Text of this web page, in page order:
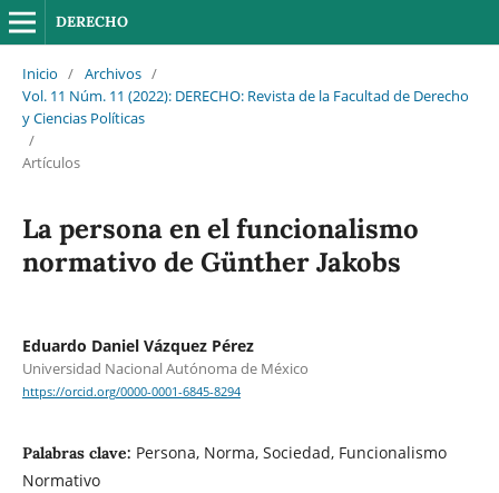
DERECHO
Inicio / Archivos /
Vol. 11 Núm. 11 (2022): DERECHO: Revista de la Facultad de Derecho
y Ciencias Políticas
/
Artículos
La persona en el funcionalismo
normativo de Günther Jakobs
Eduardo Daniel Vázquez Pérez
Universidad Nacional Autónoma de México
https://orcid.org/0000-0001-6845-8294
Palabras clave: Persona, Norma, Sociedad, Funcionalismo
Normativo